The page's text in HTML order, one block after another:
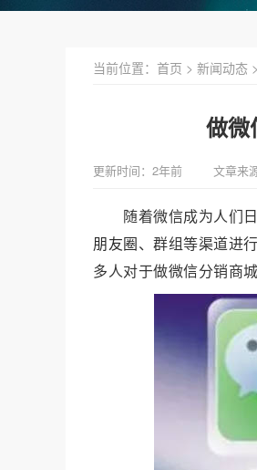
当前位置： 首页 > 新闻动态 >
做微
更新时间：2年前 文章来
随着微信成为人们
朋友圈、群组等渠道进
多人对于做微信分销商